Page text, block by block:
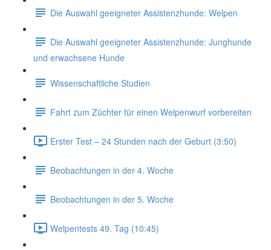
Die Auswahl geeigneter Assistenzhunde: Welpen
Die Auswahl geeigneter Assistenzhunde: Junghunde
und erwachsene Hunde
Wissenschaftliche Studien
Fahrt zum Züchter für einen Welpenwurf vorbereiten
Erster Test – 24 Stunden nach der Geburt (3:50)
Beobachtungen in der 4. Woche
Beobachtungen in der 5. Woche
Welpentests 49. Tag (10:45)